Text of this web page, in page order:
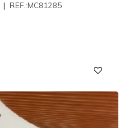
REF.:MC81285